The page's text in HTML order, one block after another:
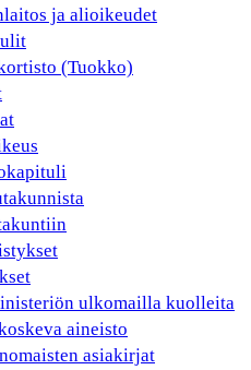
ja alioikeudet
(Tuokko)
ulkomailla kuolleita
aineisto
asiakirjat